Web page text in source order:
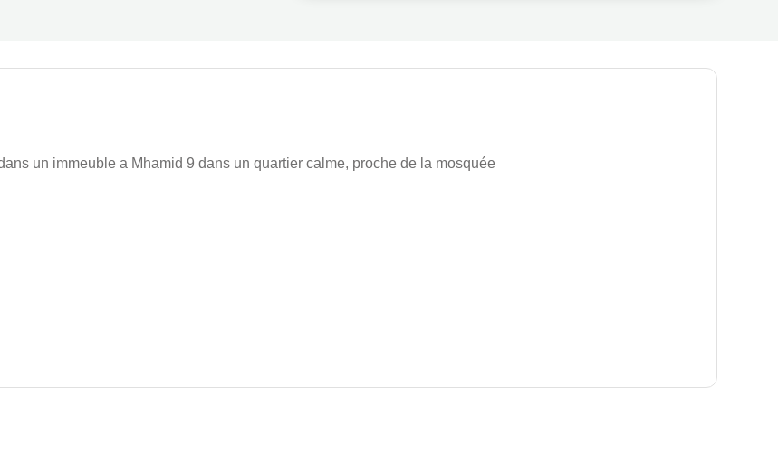
un immeuble a Mhamid 9 dans un quartier calme, proche de la mosquée